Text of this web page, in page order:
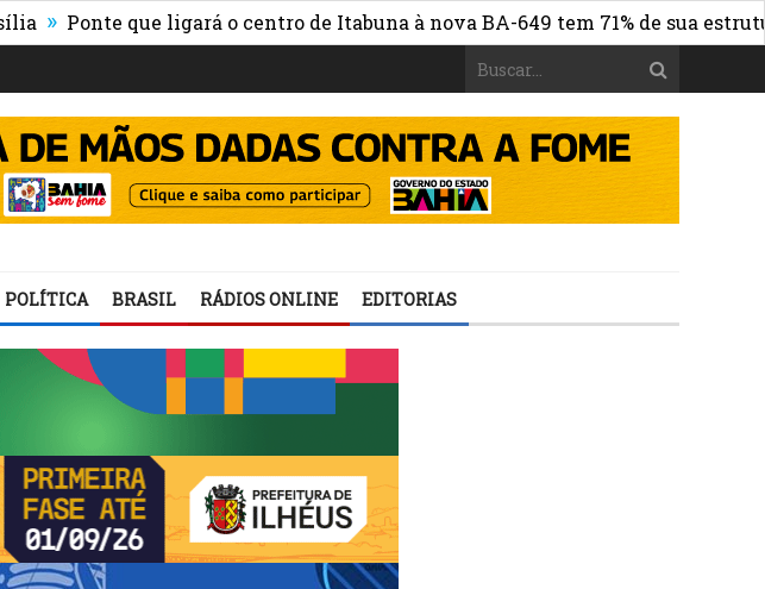
Ponte que ligará o centro de Itabuna à nova BA-649 tem 71% de sua estrutura
POLÍTICA BRASIL RÁDIOS ONLINE EDITORIAS